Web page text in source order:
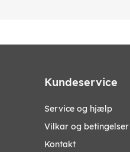
Kundeservice
Service og hjælp
Vilkar og betingelser
Kontakt